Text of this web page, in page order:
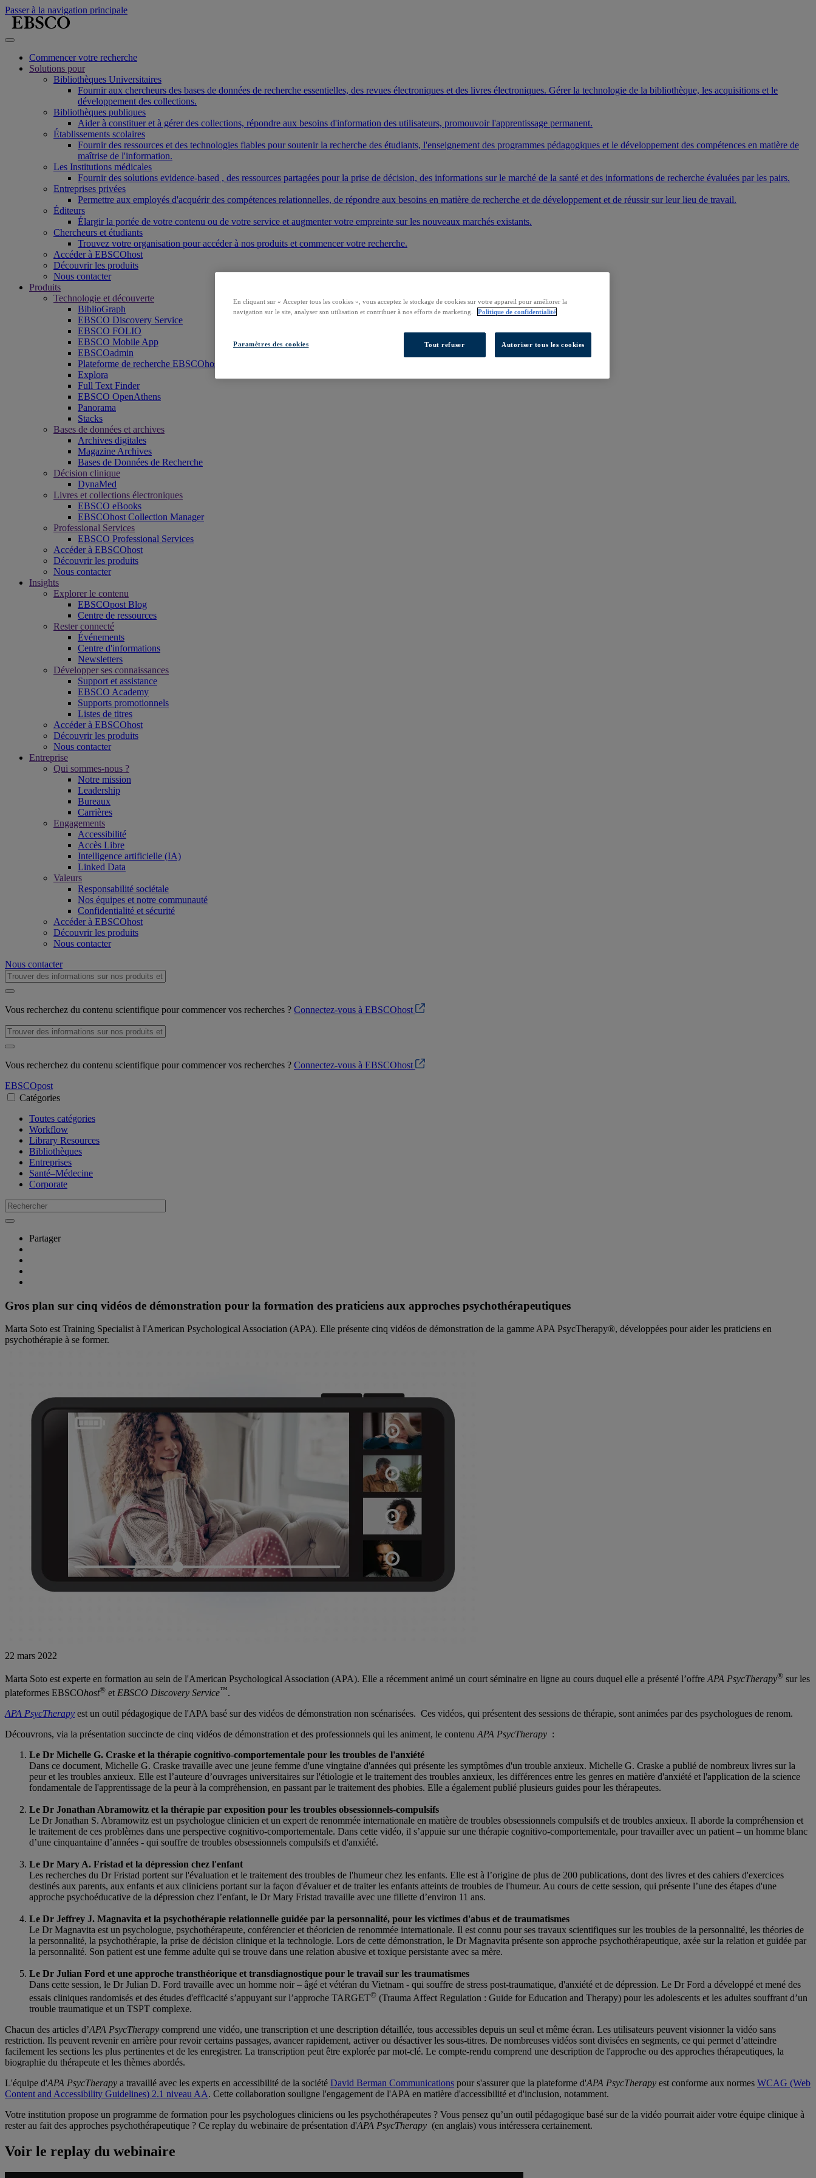
Passer à la navigation principale
Commencer votre recherche
Solutions pour
Bibliothèques Universitaires
Fournir aux chercheurs des bases de données de recherche essentielles, des revues électroniques et des livres électroniques. Gérer la technologie de la bibliothèque, les acquisitions et le
développement des collections.
Bibliothèques publiques
Aider à constituer et à gérer des collections, répondre aux besoins d'information des utilisateurs, promouvoir l'apprentissage permanent.
Établissements scolaires
Fournir des ressources et des technologies fiables pour soutenir la recherche des étudiants, l'enseignement des programmes pédagogiques et le développement des compétences en matière de
maîtrise de l'information.
Les Institutions médicales
Fournir des solutions evidence-based , des ressources partagées pour la prise de décision, des informations sur le marché de la santé et des informations de recherche évaluées par les pairs.
Entreprises privées
Permettre aux employés d'acquérir des compétences relationnelles, de répondre aux besoins en matière de recherche et de développement et de réussir sur leur lieu de travail.
Éditeurs
Élargir la portée de votre contenu ou de votre service et augmenter votre empreinte sur les nouveaux marchés existants.
Chercheurs et étudiants
Trouvez votre organisation pour accéder à nos produits et commencer votre recherche.
Accéder à EBSCOhost
Découvrir les produits
Nous contacter
Produits
Technologie et découverte
BiblioGraph
EBSCO Discovery Service
EBSCO FOLIO
EBSCO Mobile App
EBSCOadmin
Plateforme de recherche EBSCOhost
Explora
Full Text Finder
EBSCO OpenAthens
Panorama
Stacks
Bases de données et archives
Archives digitales
Magazine Archives
Bases de Données de Recherche
Décision clinique
DynaMed
Livres et collections électroniques
EBSCO eBooks
EBSCOhost Collection Manager
Professional Services
EBSCO Professional Services
Accéder à EBSCOhost
Découvrir les produits
Nous contacter
Insights
Explorer le contenu
EBSCOpost Blog
Centre de ressources
Rester connecté
Événements
Centre d'informations
Newsletters
Développer ses connaissances
Support et assistance
EBSCO Academy
Supports promotionnels
Listes de titres
Accéder à EBSCOhost
Découvrir les produits
Nous contacter
Entreprise
Qui sommes-nous ?
Notre mission
Leadership
Bureaux
Carrières
Engagements
Accessibilité
Accès Libre
Intelligence artificielle (IA)
Linked Data
Valeurs
Responsabilité sociétale
Nos équipes et notre communauté
Confidentialité et sécurité
Accéder à EBSCOhost
Découvrir les produits
Nous contacter
Nous contacter
Vous recherchez du contenu scientifique pour commencer vos recherches ? Connectez-vous à EBSCOhost
Vous recherchez du contenu scientifique pour commencer vos recherches ? Connectez-vous à EBSCOhost
EBSCOpost
Catégories
Toutes catégories
Workflow
Library Resources
Bibliothèques
Entreprises
Santé–Médecine
Corporate
Partager
Gros plan sur cinq vidéos de démonstration pour la formation des praticiens aux approches psychothérapeutiques
Marta Soto est Training Specialist à l'American Psychological Association (APA). Elle présente cinq vidéos de démonstration de la gamme APA PsycTherapy®, développées pour aider les praticiens en
psychothérapie à se former.
22 mars 2022
Marta Soto est experte en formation au sein de l'American Psychological Association (APA). Elle a récemment animé un court séminaire en ligne au cours duquel elle a présenté l’offreAPA PsycTherapy® sur les
plateformes EBSCOhost® et EBSCO Discovery Service™.
APA PsycTherapy est un outil pédagogique de l'APA basé sur des vidéos de démonstration non scénarisées. Ces vidéos, qui présentent des sessions de thérapie, sont animées par des psychologues de renom.
Découvrons, via la présentation succincte de cinq vidéos de démonstration et des professionnels qui les animent, le contenu APA PsycTherapy :
Le Dr Michelle G. Craske et la thérapie cognitivo-comportementale pour les troubles de l'anxiété
Dans ce document, Michelle G. Craske travaille avec une jeune femme d'une vingtaine d'années qui présente les symptômes d'un trouble anxieux. Michelle G. Craske a publié de nombreux livres sur la
peur et les troubles anxieux. Elle est l’auteure d’ouvrages universitaires sur l'étiologie et le traitement des troubles anxieux, les différences entre les genres en matière d'anxiété et l'application de la science
fondamentale de l'apprentissage de la peur à la compréhension, en passant par le traitement des phobies. Elle a également publié plusieurs guides pour les thérapeutes.
Le Dr Jonathan Abramowitz et la thérapie par exposition pour les troubles obsessionnels-compulsifs
Le Dr Jonathan S. Abramowitz est un psychologue clinicien et un expert de renommée internationale en matière de troubles obsessionnels compulsifs et de troubles anxieux. Il aborde la compréhension et
le traitement de ces problèmes dans une perspective cognitivo-comportementale. Dans cette vidéo, il s’appuie sur une thérapie cognitivo-comportementale, pour travailler avec un patient – un homme blanc
d’une cinquantaine d’années - qui souffre de troubles obsessionnels compulsifs et d'anxiété.
Le Dr Mary A. Fristad et la dépression chez l'enfant
Les recherches du Dr Fristad portent sur l'évaluation et le traitement des troubles de l'humeur chez les enfants. Elle est à l’origine de plus de 200 publications, dont des livres et des cahiers d'exercices
destinés aux parents, aux enfants et aux cliniciens portant sur la façon d'évaluer et de traiter les enfants atteints de troubles de l'humeur. Au cours de cette session, qui présente l’une des étapes d'une
approche psychoéducative de la dépression chez l’enfant, le Dr Mary Fristad travaille avec une fillette d’environ 11 ans.
Le Dr Jeffrey J. Magnavita et la psychothérapie relationnelle guidée par la personnalité, pour les victimes d'abus et de traumatismes
Le Dr Magnavita est un psychologue, psychothérapeute, conférencier et théoricien de renommée internationale. Il est connu pour ses travaux scientifiques sur les troubles de la personnalité, les théories de
la personnalité, la psychothérapie, la prise de décision clinique et la technologie. Lors de cette démonstration, le Dr Magnavita présente son approche psychothérapeutique, axée sur la relation et guidée par
la personnalité. Son patient est une femme adulte qui se trouve dans une relation abusive et toxique persistante avec sa mère.
Le Dr Julian Ford et une approche transthéorique et transdiagnostique pour le travail sur les traumatismes
Dans cette session, le Dr Julian D. Ford travaille avec un homme noir – âgé et vétéran du Vietnam - qui souffre de stress post-traumatique, d'anxiété et de dépression. Le Dr Ford a développé et mené des
essais cliniques randomisés et des études d'efficacité s’appuyant sur l’approche TARGET© (Trauma Affect Regulation : Guide for Education and Therapy) pour les adolescents et les adultes souffrant d’un
trouble traumatique et un TSPT complexe.
Chacun des articles d’APA PsycTherapy comprend une vidéo, une transcription et une description détaillée, tous accessibles depuis un seul et même écran. Les utilisateurs peuvent visionner la vidéo sans
restriction. Ils peuvent revenir en arrière pour revoir certains passages, avancer rapidement, activer ou désactiver les sous-titres. De nombreuses vidéos sont divisées en segments, ce qui permet d’atteindre
facilement les sections les plus pertinentes et de les enregistrer. La transcription peut être explorée par mot-clé. Le compte-rendu comprend une description de l'approche ou des approches thérapeutiques, la
biographie du thérapeute et les thèmes abordés.
L'équipe d'APA PsycTherapy a travaillé avec les experts en accessibilité de la société David Berman Communications pour s'assurer que la plateforme d'APA PsycTherapy est conforme aux normes WCAG (Web
Content and Accessibility Guidelines) 2.1 niveau AA. Cette collaboration souligne l'engagement de l'APA en matière d'accessibilité et d'inclusion, notamment.
Votre institution propose un programme de formation pour les psychologues cliniciens ou les psychothérapeutes ? Vous pensez qu’un outil pédagogique basé sur de la vidéo pourrait aider votre équipe clinique à
rester au fait des approches psychothérapeutique ? Ce replay du webinaire de présentation d'APA PsycTherapy (en anglais) vous intéressera certainement.
Voir le replay du webinaire
En cliquant sur « Accepter tous les cookies », vous acceptez le stockage de cookies sur votre appareil pour améliorer la
navigation sur le site, analyser son utilisation et contribuer à nos efforts de marketing.
Politique de confidentialité
Paramètres des cookies Tout refuser Autoriser tous les cookies